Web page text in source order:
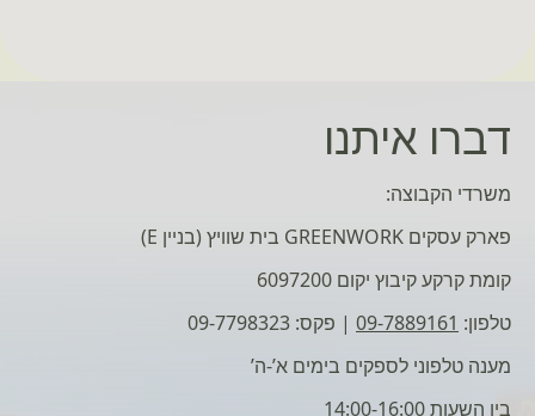
דברו איתנו
משרדי הקבוצה:
פארק עסקים GREENWORK בית שוויץ (בניין E)
קומת קרקע קיבוץ יקום 6097200
טלפון: 09-7889161 | פקס: 09-7798323
מענה טלפוני לספקים בימים א’-ה’
בין השעות 14:00-16:00